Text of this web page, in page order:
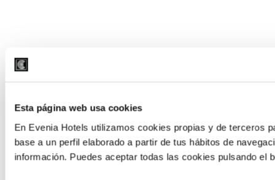
Esta página web usa cookies
En Evenia Hotels utilizamos cookies propias y de terceros
base a un perfil elaborado a partir de tus hábitos de
información. Puedes aceptar todas las cookies pulsando el